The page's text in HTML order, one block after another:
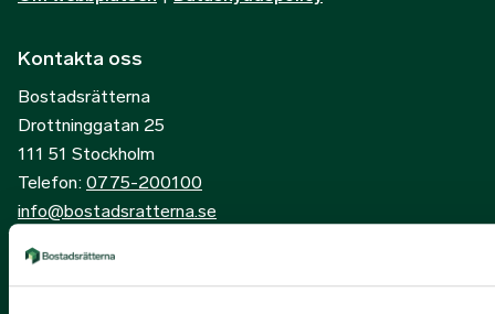
Kontakta oss
Bostadsrätterna
Drottninggatan 25
111 51 Stockholm
Telefon: 0775-200100
info@bostadsratterna.se